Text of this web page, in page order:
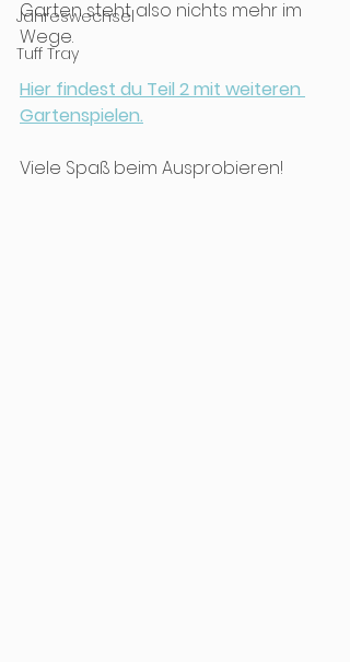
Jahreswechsel
Tuff Tray
Garten steht also nichts mehr im
Wege.
Hier findest du Teil 2 mit weiteren
Gartenspielen.
Viele Spaß beim Ausprobieren!